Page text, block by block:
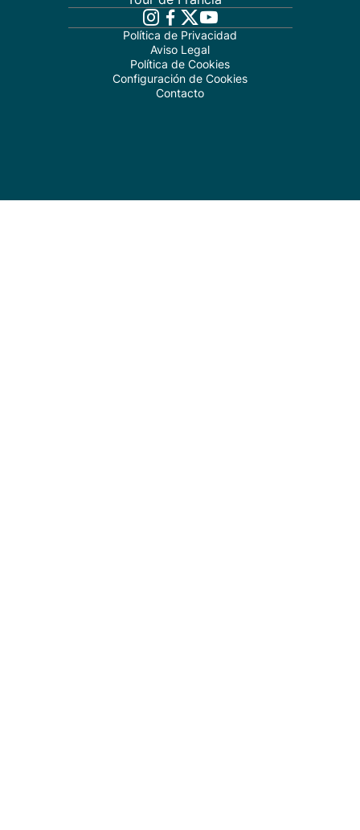
Política de Privacidad
Aviso Legal
Política de Cookies
Configuración de Cookies
Contacto